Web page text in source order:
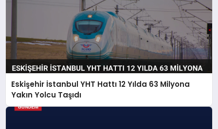
Eskişehir İstanbul YHT Hattı 12 Yılda 63 Milyona
Yakın Yolcu Taşıdı